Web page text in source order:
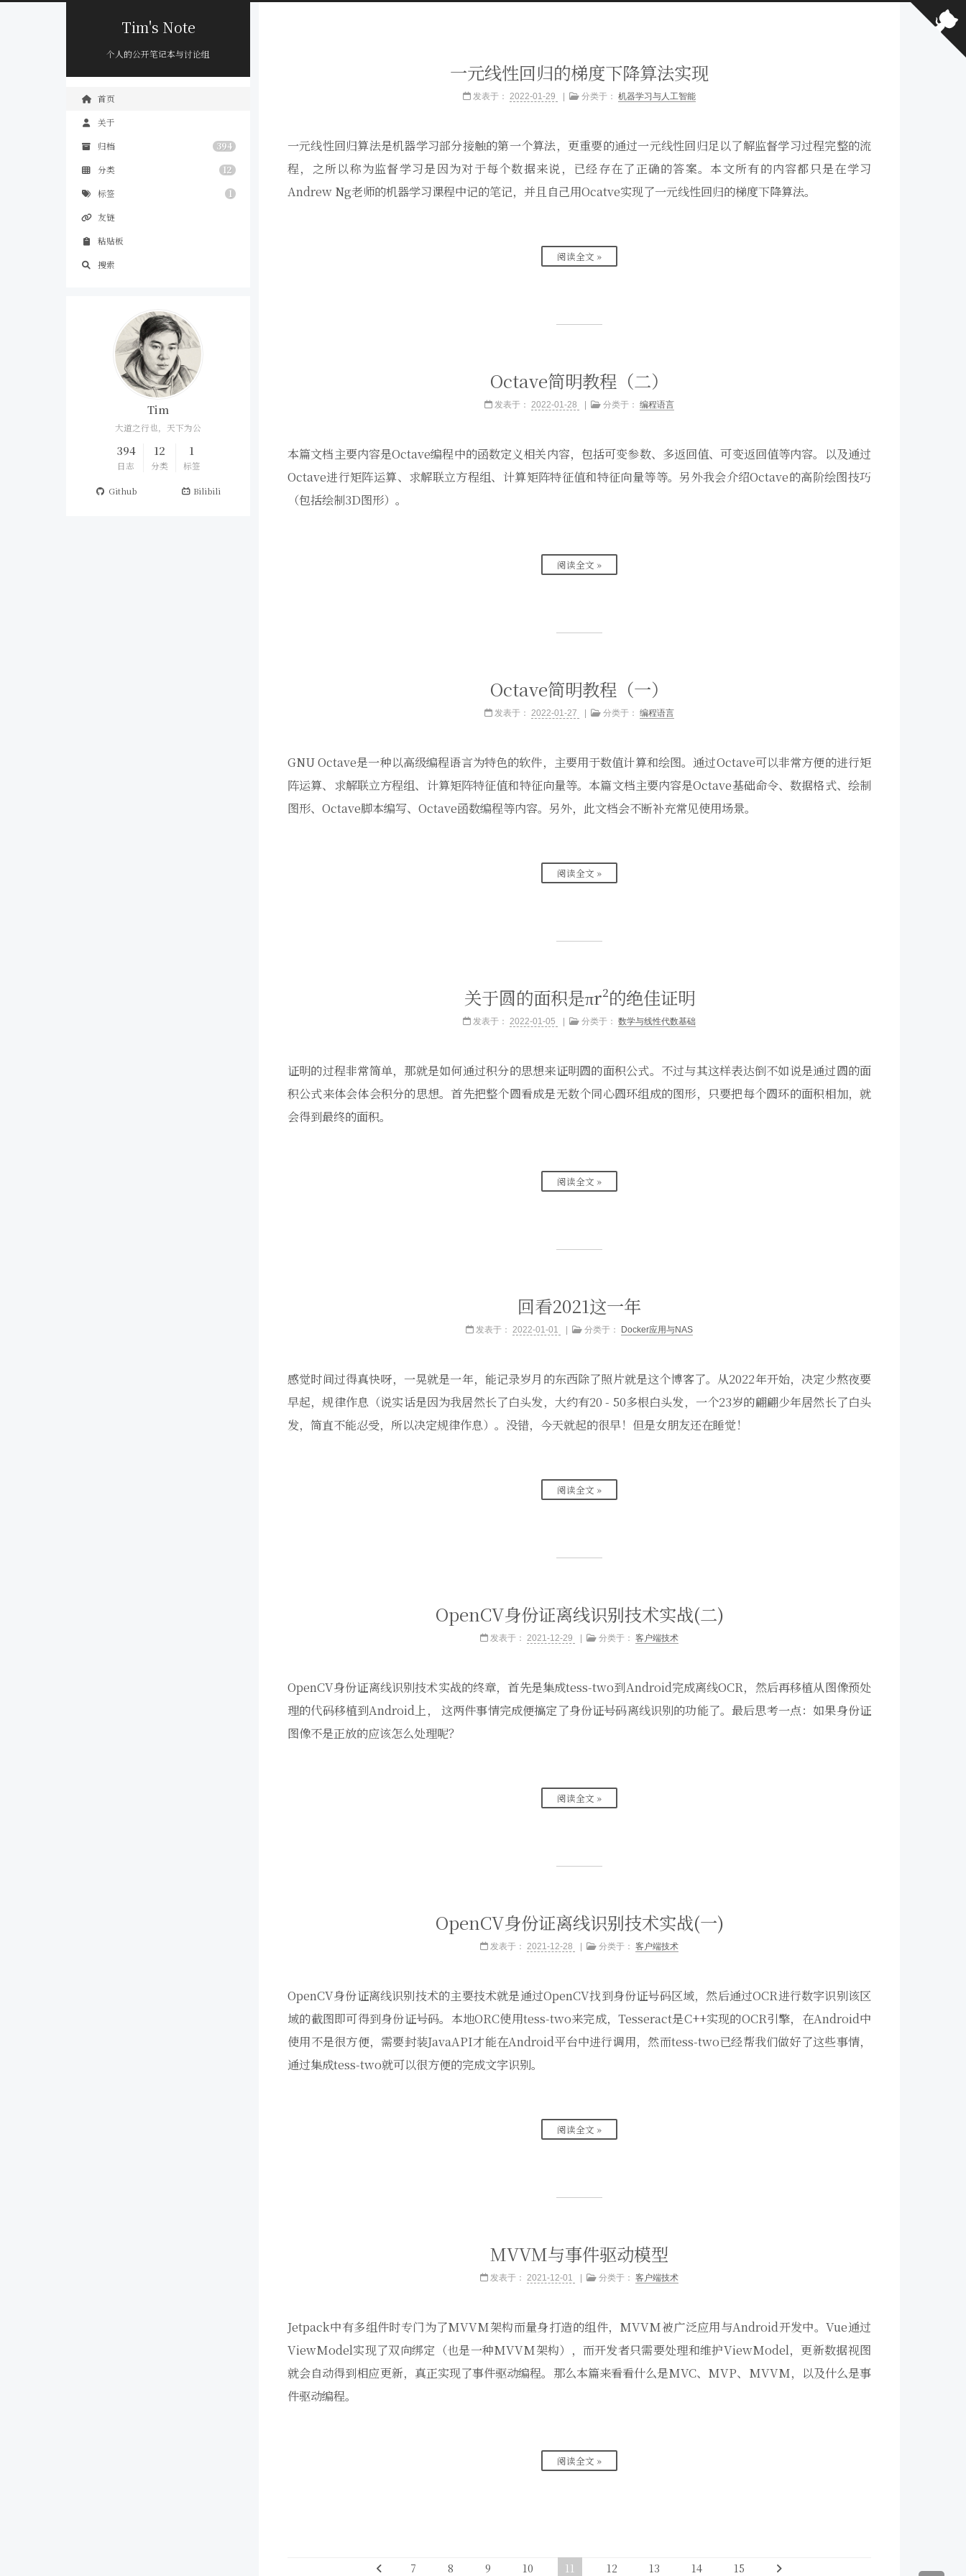
Tim's Note
个人的公开笔记本与讨论组
首页
关于
归档 394
分类 12
标签 1
友链
粘贴板
搜索
Tim
大道之行也，天下为公
394
日志
12
分类
1
标签
Github Bilibili
一元线性回归的梯度下降算法实现
发表于：2022-01-29 分类于： 机器学习与人工智能
一元线性回归算法是机器学习部分接触的第一个算法，更重要的通过一元线性回归足以了解监督学习过程完整的流
程，之所以称为监督学习是因为对于每个数据来说，已经存在了正确的答案。本文所有的内容都只是在学习
Andrew Ng老师的机器学习课程中记的笔记，并且自己用Ocatve实现了一元线性回归的梯度下降算法。
阅读全文 »
Octave简明教程（二）
发表于：2022-01-28 分类于： 编程语言
本篇文档主要内容是Octave编程中的函数定义相关内容，包括可变参数、多返回值、可变返回值等内容。以及通过
Octave进行矩阵运算、求解联立方程组、计算矩阵特征值和特征向量等等。另外我会介绍Octave的高阶绘图技巧
（包括绘制3D图形）。
阅读全文 »
Octave简明教程（一）
发表于：2022-01-27 分类于： 编程语言
GNU Octave是一种以高级编程语言为特色的软件，主要用于数值计算和绘图。通过Octave可以非常方便的进行矩
阵运算、求解联立方程组、计算矩阵特征值和特征向量等。本篇文档主要内容是Octave基础命令、数据格式、绘制
图形、Octave脚本编写、Octave函数编程等内容。另外，此文档会不断补充常见使用场景。
阅读全文 »
关于圆的面积是πr²的绝佳证明
发表于：2022-01-05 分类于： 数学与线性代数基础
证明的过程非常简单，那就是如何通过积分的思想来证明圆的面积公式。不过与其这样表达倒不如说是通过圆的面
积公式来体会体会积分的思想。首先把整个圆看成是无数个同心圆环组成的图形，只要把每个圆环的面积相加，就
会得到最终的面积。
阅读全文 »
回看2021这一年
发表于：2022-01-01 分类于： Docker应用与NAS
感觉时间过得真快呀，一晃就是一年，能记录岁月的东西除了照片就是这个博客了。从2022年开始，决定少熬夜要
早起，规律作息（说实话是因为我居然长了白头发，大约有20 - 50多根白头发，一个23岁的翩翩少年居然长了白头
发，简直不能忍受，所以决定规律作息）。没错，今天就起的很早！但是女朋友还在睡觉！
阅读全文 »
OpenCV身份证离线识别技术实战(二)
发表于：2021-12-29 分类于： 客户端技术
OpenCV身份证离线识别技术实战的终章，首先是集成tess-two到Android完成离线OCR，然后再移植从图像预处
理的代码移植到Android上， 这两件事情完成便搞定了身份证号码离线识别的功能了。最后思考一点：如果身份证
图像不是正放的应该怎么处理呢？
阅读全文 »
OpenCV身份证离线识别技术实战(一)
发表于：2021-12-28 分类于： 客户端技术
OpenCV身份证离线识别技术的主要技术就是通过OpenCV找到身份证号码区域，然后通过OCR进行数字识别该区
域的截图即可得到身份证号码。本地ORC使用tess-two来完成，Tesseract是C++实现的OCR引擎，在Android中
使用不是很方便，需要封装JavaAPI才能在Android平台中进行调用，然而tess-two已经帮我们做好了这些事情，
通过集成tess-two就可以很方便的完成文字识别。
阅读全文 »
MVVM与事件驱动模型
发表于：2021-12-01 分类于： 客户端技术
Jetpack中有多组件时专门为了MVVM架构而量身打造的组件，MVVM被广泛应用与Android开发中。Vue通过
ViewModel实现了双向绑定（也是一种MVVM架构），而开发者只需要处理和维护ViewModel，更新数据视图
就会自动得到相应更新，真正实现了事件驱动编程。那么本篇来看看什么是MVC、MVP、MVVM，以及什么是事
件驱动编程。
阅读全文 »
7 8 9 10 11 12 13 14 15